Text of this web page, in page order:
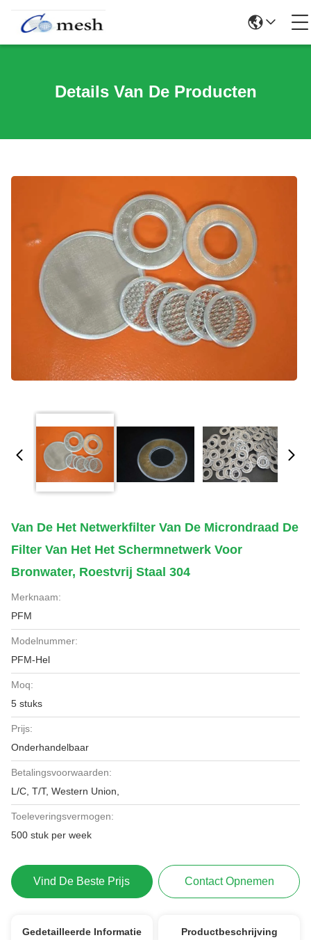
Details Van De Producten
Van De Het Netwerkfilter Van De Microndraad De
Filter Van Het Het Schermnetwerk Voor
Bronwater, Roestvrij Staal 304
Merknaam:
PFM
Modelnummer:
PFM-Hel
Moq:
5 stuks
Prijs:
Onderhandelbaar
Betalingsvoorwaarden:
L/C, T/T, Western Union,
Toeleveringsvermogen:
500 stuk per week
Vind De Beste Prijs Contact Opnemen
Gedetailleerde Informatie Productbeschrijving